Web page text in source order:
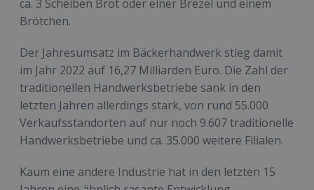
ca. 3 Scheiben Brot oder einer Brezel und einem
Brötchen.
Der Jahresumsatz im Bäckerhandwerk stieg damit
im Jahr 2022 auf 16,27 Milliarden Euro. Die Zahl der
traditionellen Handwerksbetriebe sank in den
letzten Jahren allerdings stark, von rund 55.000
Verkaufsstandorten auf nur noch 9.607 traditionelle
Handwerksbetriebe und ca. 35.000 weitere Filialen.
Kaum eine andere Industrie hat in den letzten 15